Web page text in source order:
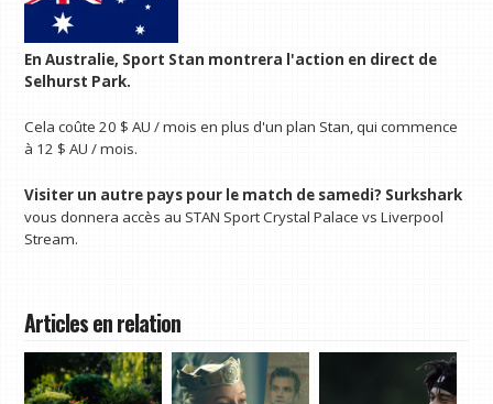
En Australie, Sport Stan montrera l'action en direct de
Selhurst Park.
Cela coûte 20 $ AU / mois en plus d'un plan Stan, qui commence
à 12 $ AU / mois.
Visiter un autre pays pour le match de samedi? Surkshark
vous donnera accès au STAN Sport Crystal Palace vs Liverpool
Stream.
Articles en relation